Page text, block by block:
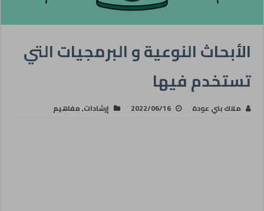
الأبحاث النوعية و البرمجيات التي
تستخدم فيها
ملاك بني عودة 2022/06/16 إرشادات,مفاهيم